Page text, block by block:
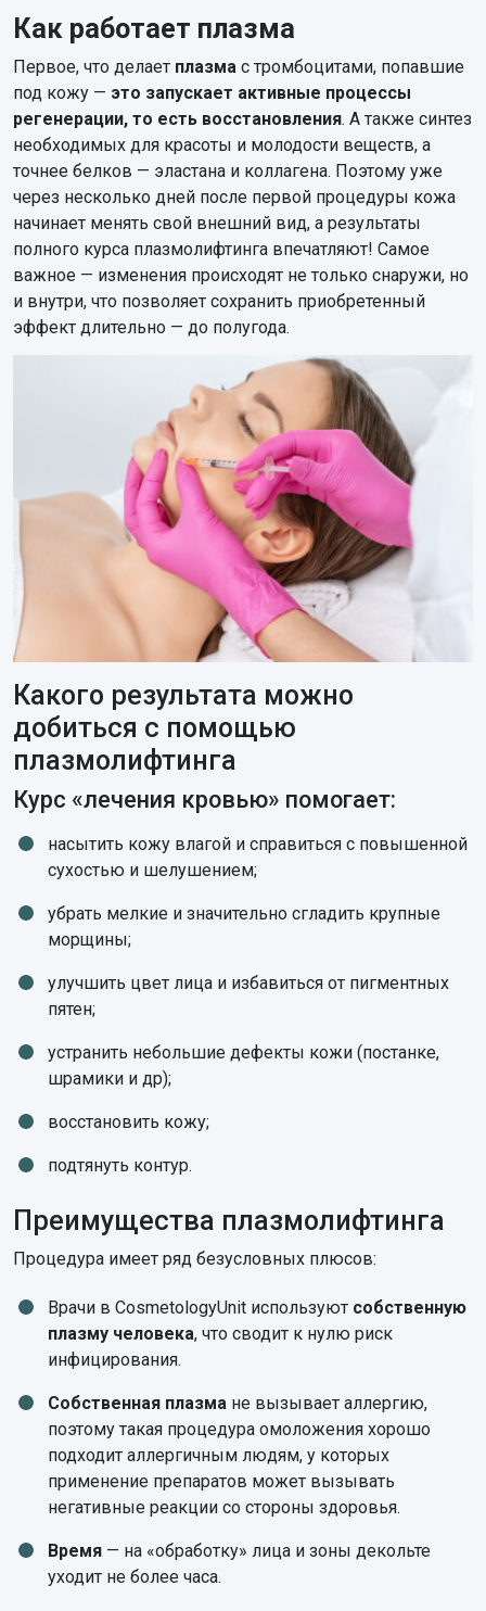
Как работает плазма
Первое, что делает плазма с тромбоцитами, попавшие
под кожу — это запускает активные процессы
регенерации, то есть восстановления. А также синтез
необходимых для красоты и молодости веществ, а
точнее белков — эластана и коллагена. Поэтому уже
через несколько дней после первой процедуры кожа
начинает менять свой внешний вид, а результаты
полного курса плазмолифтинга впечатляют! Самое
важное — изменения происходят не только снаружи, но
и внутри, что позволяет сохранить приобретенный
эффект длительно — до полугода.
Какого результата можно
добиться с помощью
плазмолифтинга
Курс «лечения кровью» помогает:
насытить кожу влагой и справиться с повышенной
сухостью и шелушением;
убрать мелкие и значительно сгладить крупные
морщины;
улучшить цвет лица и избавиться от пигментных
пятен;
устранить небольшие дефекты кожи (постанке,
шрамики и др);
восстановить кожу;
подтянуть контур.
Преимущества плазмолифтинга
Процедура имеет ряд безусловных плюсов:
Врачи в CosmetologyUnit используют собственную
плазму человека, что сводит к нулю риск
инфицирования.
Собственная плазма не вызывает аллергию,
поэтому такая процедура омоложения хорошо
подходит аллергичным людям, у которых
применение препаратов может вызывать
негативные реакции со стороны здоровья.
Время — на «обработку» лица и зоны декольте
уходит не более часа.